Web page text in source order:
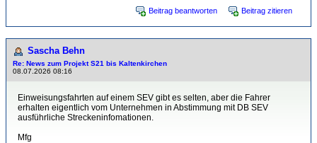
Beitrag beantworten Beitrag zitieren
Sascha Behn
Re: News zum Projekt S21 bis Kaltenkirchen
08.07.2026 08:16
Einweisungsfahrten auf einem SEV gibt es selten, aber die Fahrer
erhalten eigentlich vom Unternehmen in Abstimmung mit DB SEV
ausführliche Streckeninfomationen.
Mfg